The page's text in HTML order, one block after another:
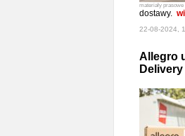
materiały prasowe
dostawy.
22-08-2024,
Allegro
Delivery